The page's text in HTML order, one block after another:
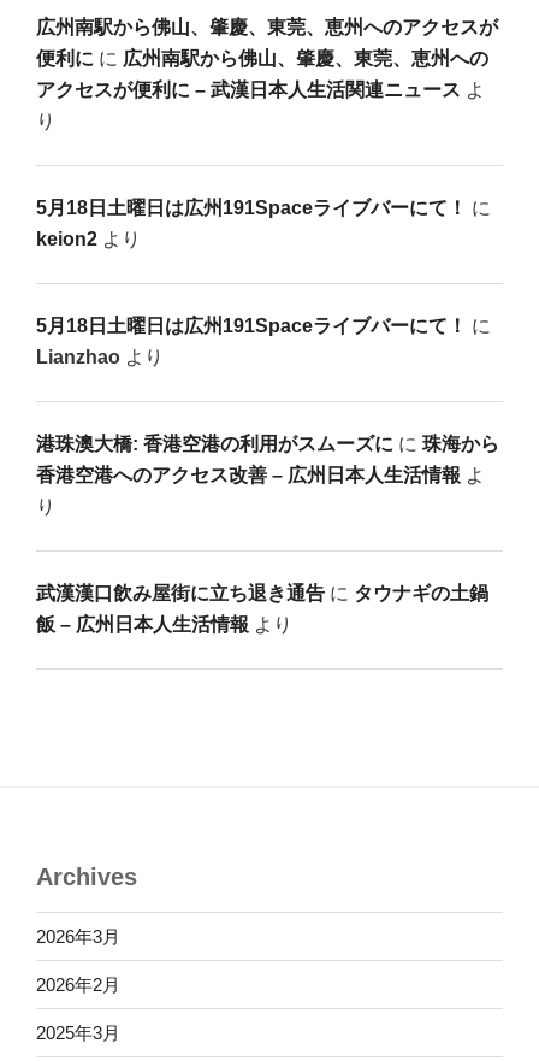
広州南駅から佛山、肇慶、東莞、恵州へのアクセスが
便利に に 広州南駅から佛山、肇慶、東莞、恵州への
アクセスが便利に – 武漢日本人生活関連ニュース よ
り
5月18日土曜日は広州191Spaceライブバーにて！
に
keion2 より
5月18日土曜日は広州191Spaceライブバーにて！
に
Lianzhao より
港珠澳大橋: 香港空港の利用がスムーズに に 珠海から
香港空港へのアクセス改善 – 広州日本人生活情報 よ
り
武漢漢口飲み屋街に立ち退き通告 に タウナギの土鍋
飯 – 広州日本人生活情報 より
Archives
2026年3月
2026年2月
2025年3月